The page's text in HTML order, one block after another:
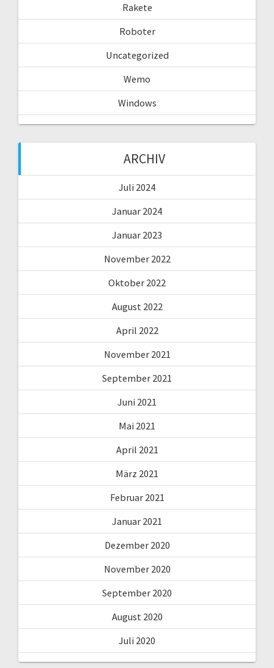
Rakete
Roboter
Uncategorized
Wemo
Windows
ARCHIV
Juli 2024
Januar 2024
Januar 2023
November 2022
Oktober 2022
August 2022
April 2022
November 2021
September 2021
Juni 2021
Mai 2021
April 2021
März 2021
Februar 2021
Januar 2021
Dezember 2020
November 2020
September 2020
August 2020
Juli 2020